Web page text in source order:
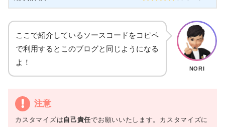
ここで紹介しているソースコードをコピペ
で利用するとこのブログと同じようになる
よ！
NORI
注意
カスタマイズは自己責任でお願いいたします。カスタマイズに